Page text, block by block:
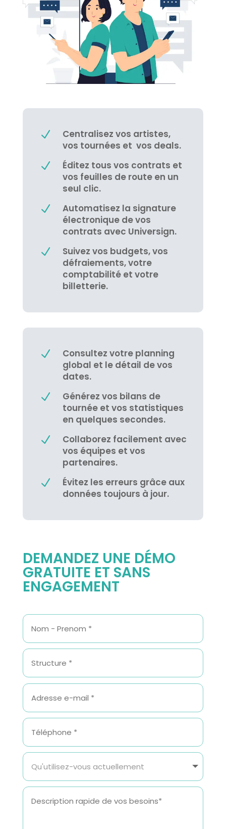
N
Centralisez vos artistes,
vos tournées et vos deals.
N
Éditez tous vos contrats et
vos feuilles de route en un
seul clic.
N
Automatisez la signature
électronique de vos
contrats avec Universign.
N
Suivez vos budgets, vos
défraiements, votre
comptabilité et votre
billetterie.
N
Consultez votre planning
global et le détail de vos
dates.
N
Générez vos bilans de
tournée et vos statistiques
en quelques secondes.
N
Collaborez facilement avec
vos équipes et vos
partenaires.
N
Évitez les erreurs grâce aux
données toujours à jour.
DEMANDEZ UNE DÉMO
GRATUITE ET SANS
ENGAGEMENT